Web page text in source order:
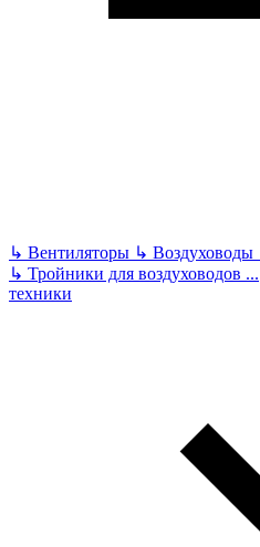
↳ Вентиляторы ↳ Воздуховоды
↳ Тройники для воздуховодов ...
техники